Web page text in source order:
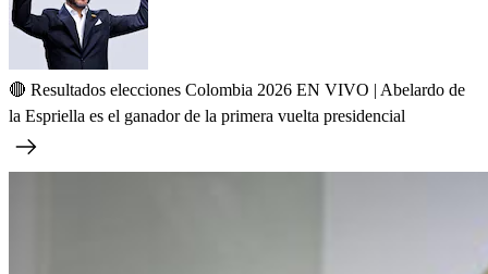
🔴 Resultados elecciones Colombia 2026 EN VIVO | Abelardo de
la Espriella es el ganador de la primera vuelta presidencial